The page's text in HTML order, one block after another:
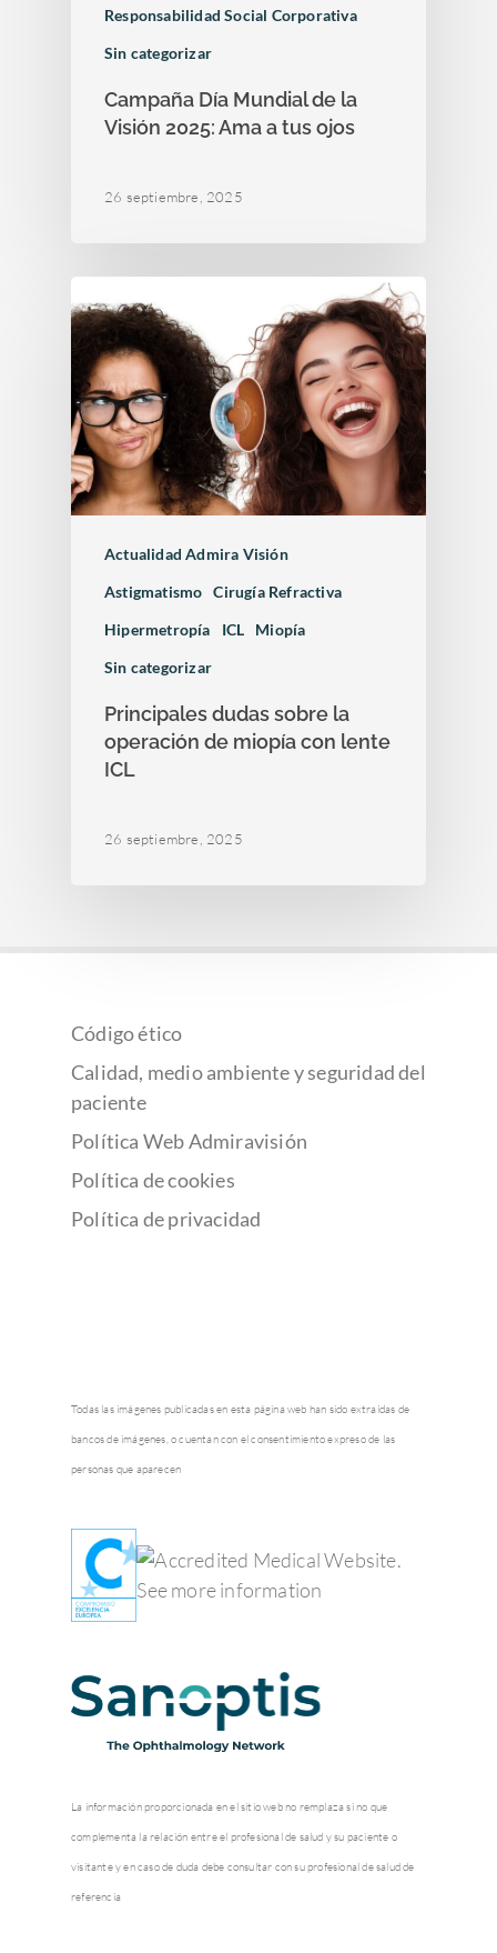
Responsabilidad Social Corporativa
Sin categorizar
Campaña Día Mundial de la
Visión 2025: Ama a tus ojos
26 septiembre, 2025
Actualidad Admira Visión
Astigmatismo
Cirugía Refractiva
Hipermetropía
ICL
Miopía
Sin categorizar
Principales dudas sobre la
operación de miopía con lente
ICL
26 septiembre, 2025
Código ético
Calidad, medio ambiente y seguridad del
paciente
Política Web Admiravisión
Política de cookies
Política de privacidad
Todas las imágenes publicadas en esta página web han sido extraídas de
bancos de imágenes, o cuentan con el consentimiento expreso de las
personas que aparecen
La información proporcionada en el sitio web no remplaza si no que
complementa la relación entre el profesional de salud y su paciente o
visitante y en caso de duda debe consultar con su profesional de salud de
referencia